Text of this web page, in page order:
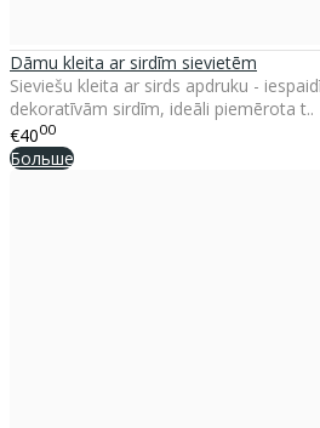
Dāmu kleita ar sirdīm sievietēm
Sieviešu kleita ar sirds apdruku -
dekoratīvām sirdīm, ideāli piemērota t..
€4000
Больше